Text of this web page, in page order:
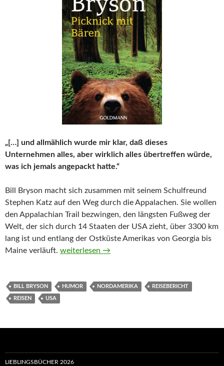
„[…] und allmählich wurde mir klar, daß dieses
Unternehmen alles, aber wirklich alles übertreffen würde,
was ich jemals angepackt hatte.“
Bill Bryson macht sich zusammen mit seinem Schulfreund
Stephen Katz auf den Weg durch die Appalachen. Sie wollen
den Appalachian Trail bezwingen, den längsten Fußweg der
Welt, der sich durch 14 Staaten der USA zieht, über 3300 km
lang ist und entlang der Ostküste Amerikas von Georgia bis
Maine verläuft. Picknick mit Bären von Bill Bryson
weiterlesen →
BILL BRYSON HUMOR NORDAMERIKA REISEBERICHT
REISEN USA
LIEBLINGSBÜCHER 2026